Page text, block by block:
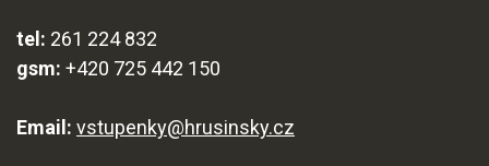
tel: 261 224 832
gsm: +420 725 442 150
Email: vstupenky@hrusinsky.cz